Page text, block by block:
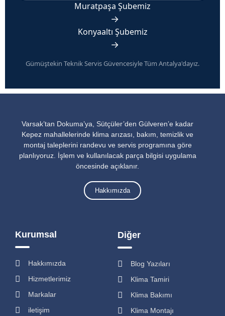
Muratpaşa Şubemiz
→
Konyaaltı Şubemiz
→
Gümüştekin Teknik Servis Güvencesiyle Tüm Antalya'dayız.
Varsak’tan Dokuma’ya, Sütçüler’den Gülveren’e kadar
Kepez mahallelerinde klima arızası, bakım, temizlik ve
montaj taleplerini randevu ve servis programına göre
planlıyoruz. İşlem ve kullanılacak parça bilgisi uygulama
öncesinde açıklanır.
Hakkımızda
Kurumsal
Hakkımızda
Hizmetlerimiz
Markalar
iletişim
Diğer
Blog Yazıları
Klima Tamiri
Klima Bakımı
Klima Montajı